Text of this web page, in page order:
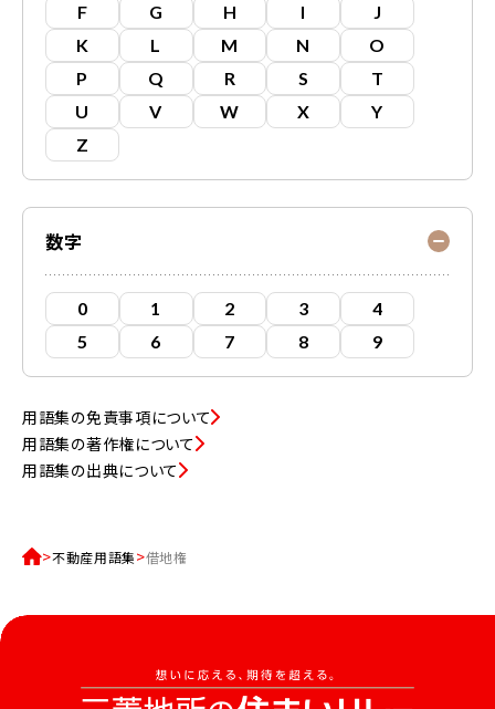
F
G H I
J
K
L M N
O
P
Q R S
T
U
V W X
Y
Z
数字
0 1 2 3
4
5
6 7 8 9
用語集の免責事項について
用語集の著作権について
用語集の出典について
不動産用語集 借地権